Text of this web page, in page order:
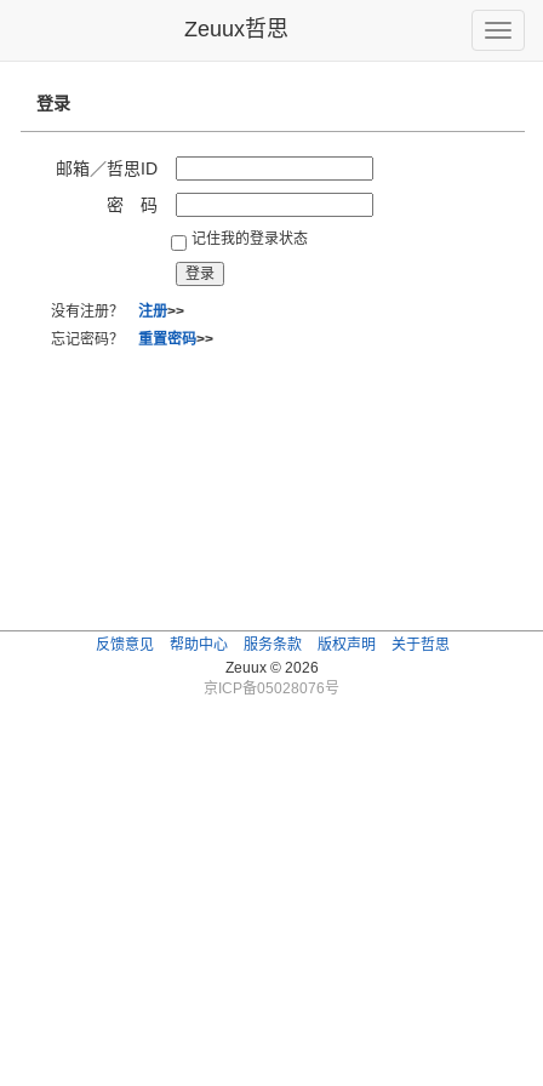
Toggle
Zeuux哲思
登录
邮箱／哲思ID
密 码
记住我的登录状态
没有注册？ 注册>>
忘记密码？ 重置密码>>
反馈意见 帮助中心 服务条款 版权声明
关于哲思
Zeuux © 2026
京ICP备05028076号